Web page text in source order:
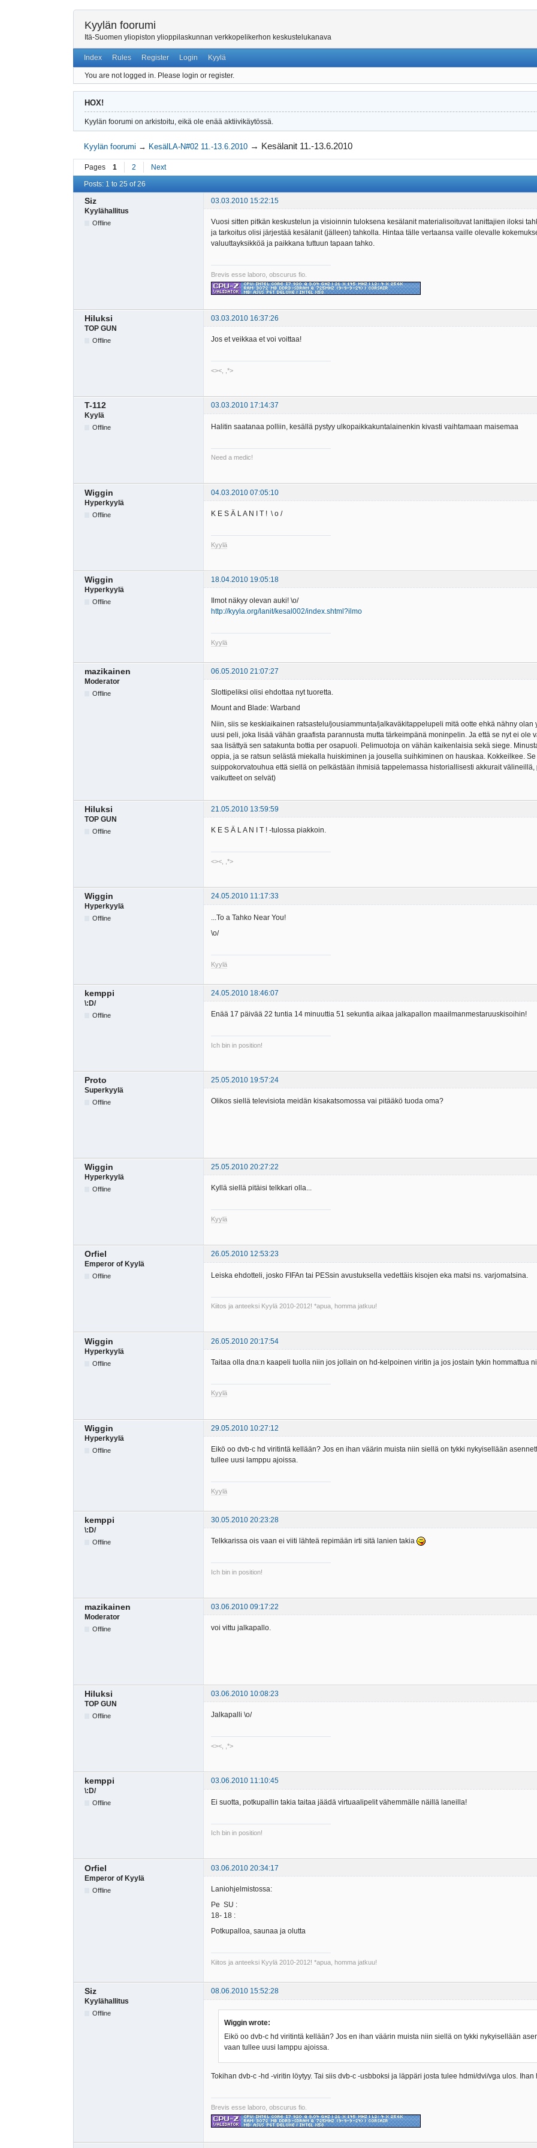
Kyylän foorumi
Itä-Suomen yliopiston ylioppilaskunnan verkkopelikerhon keskustelukanava
Index Rules Register Login Kyylä
You are not logged in. Please login or register.
HOX!
Kyylän foorumi on arkistoitu, eikä ole enää aktiivikäytössä.
Kyylän foorumi → KesälLA-N#02 11.-13.6.2010 → Kesälanit 11.-13.6.2010
Pages 1 2 Next
Posts: 1 to 25 of 26
Siz
03.03.2010 15:22:15
Kyylähallitus
Offline
Vuosi sitten pitkän keskustelun ja visioinnin tuloksena kesälanit materialisoituvat lanittajien iloksi
ja tarkoitus olisi järjestää kesälanit (jälleen) tahkolla. Hintaa tälle vertaansa vaille olevalle
valuuttayksikköä ja paikkana tuttuun tapaan tahko.
Brevis esse laboro, obscurus fio.
Hiluksi
03.03.2010 16:37:26
TOP GUN
Offline Jos et veikkaa et voi voittaa!
<><, ,*>
T-112
03.03.2010 17:14:37
Kyylä
Offline Halitin saatanaa polliin, kesällä pystyy ulkopaikkakuntalainenkin kivasti vaihtamaan maisemaa
Need a medic!
Wiggin
04.03.2010 07:05:10
Hyperkyylä
Offline K E S Ä L A N I T ! \ o /
Kyylä
Wiggin
18.04.2010 19:05:18
Hyperkyylä
Offline
Ilmot näkyy olevan auki! \o/
http://kyyla.org/lanit/kesal002/index.shtml?ilmo
Kyylä
mazikainen
06.05.2010 21:07:27
Moderator
Offline
Slottipeliksi olisi ehdottaa nyt tuoretta.
Mount and Blade: Warband
Niin, siis se keskiaikainen ratsastelu/jousiammunta/jalkaväkitappelupeli mitä ootte ehkä nähny
uusi peli, joka lisää vähän graafista parannusta mutta tärkeimpänä moninpelin. Ja että se nyt ei ole
saa lisättyä sen satakunta bottia per osapuoli. Pelimuotoja on vähän kaikenlaisia sekä siege.
oppia, ja se ratsun selästä miekalla huiskiminen ja jousella suihkiminen on hauskaa. Kokkeilkee.
suippokorvatouhua että siellä on pelkästään ihmisiä tappelemassa historiallisesti akkurait
vaikutteet on selvät)
Hiluksi
21.05.2010 13:59:59
TOP GUN
Offline K E S Ä L A N I T ! -tulossa piakkoin.
<><, ,*>
Wiggin
24.05.2010 11:17:33
Hyperkyylä
Offline
...To a Tahko Near You!
\o/
Kyylä
kemppi
24.05.2010 18:46:07
\:D/
Offline Enää 17 päivää 22 tuntia 14 minuuttia 51 sekuntia aikaa jalkapallon maailmanmestaruuskisoihin!
Ich bin in position!
Proto
25.05.2010 19:57:24
Superkyylä
Offline Olikos siellä televisiota meidän kisakatsomossa vai pitääkö tuoda oma?
Wiggin
25.05.2010 20:27:22
Hyperkyylä
Offline Kyllä siellä pitäisi telkkari olla...
Kyylä
Orfiel
26.05.2010 12:53:23
Emperor of Kyylä
Offline Leiska ehdotteli, josko FIFAn tai PESsin avustuksella vedettäis kisojen eka matsi ns. varjomatsina.
Kiitos ja anteeksi Kyylä 2010-2012! *apua, homma jatkuu!
Wiggin
26.05.2010 20:17:54
Hyperkyylä
Offline Taitaa olla dna:n kaapeli tuolla niin jos jollain on hd-kelpoinen viritin ja jos jostain tykin hommattua
Kyylä
Wiggin
29.05.2010 10:27:12
Hyperkyylä
Offline
Eikö oo dvb-c hd viritintä kellään? Jos en ihan väärin muista niin siellä on tykki nykyisellään
tullee uusi lamppu ajoissa.
Kyylä
kemppi
30.05.2010 20:23:28
\:D/
Offline Telkkarissa ois vaan ei viiti lähteä repimään irti sitä lanien takia
Ich bin in position!
mazikainen
03.06.2010 09:17:22
Moderator
Offline voi vittu jalkapallo.
Hiluksi
03.06.2010 10:08:23
TOP GUN
Offline Jalkapalli \o/
<><, ,*>
kemppi
03.06.2010 11:10:45
\:D/
Offline Ei suotta, potkupallin takia taitaa jäädä virtuaalipelit vähemmälle näillä laneilla!
Ich bin in position!
Orfiel
03.06.2010 20:34:17
Emperor of Kyylä
Offline
Laniohjelmistossa:
Pe SU :
18- 18 :
Potkupalloa, saunaa ja olutta
Kiitos ja anteeksi Kyylä 2010-2012! *apua, homma jatkuu!
Siz
08.06.2010 15:52:28
Kyylähallitus
Offline
Wiggin wrote:
Eikö oo dvb-c hd viritintä kellään? Jos en ihan väärin muista niin siellä on tykki nykyisellään
vaan tullee uusi lamppu ajoissa.
Tokihan dvb-c -hd -viritin löytyy. Tai siis dvb-c -usbboksi ja läppäri josta tulee hdmi/dvi/vga ulos.
Brevis esse laboro, obscurus fio.